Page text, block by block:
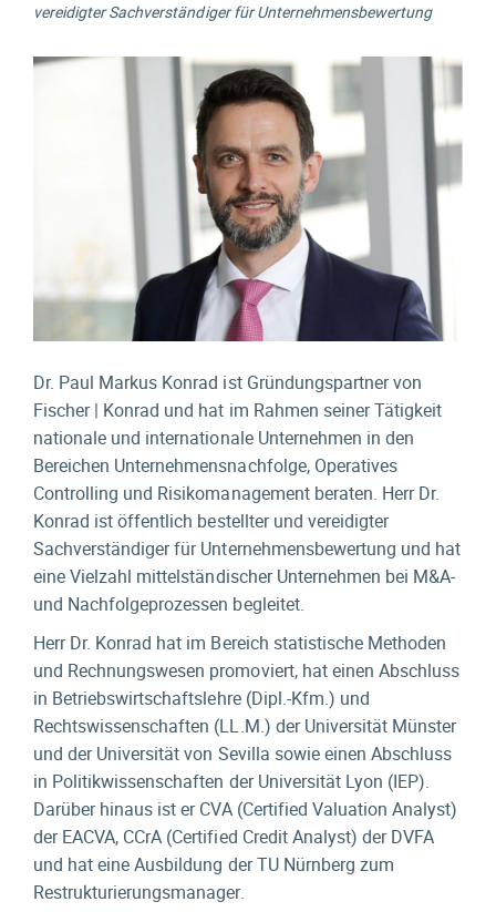
vereidigter Sachverständiger für Unternehmens­bewertung
Dr. Paul Markus Konrad ist Gründungspartner von
Fischer | Konrad und hat im Rahmen seiner Tätigkeit
nationale und internationale Unternehmen in den
Bereichen Unternehmens­nachfolge, Operatives
Controlling und Risiko­management beraten. Herr Dr.
Konrad ist öffentlich bestellter und vereidigter
Sachverständiger für Unternehmens­bewertung und hat
eine Vielzahl mittelständischer Unternehmen bei M&A-
und Nachfolgeprozessen begleitet.
Herr Dr. Konrad hat im Bereich statistische Methoden
und Rechnungswesen promoviert, hat einen Abschluss
in Betriebswirtschaftslehre (Dipl.-Kfm.) und
Rechtswissenschaften (LL.M.) der Universität Münster
und der Universität von Sevilla sowie einen Abschluss
in Politikwissenschaften der Universität Lyon (IEP).
Darüber hinaus ist er CVA (Certified Valuation Analyst)
der EACVA, CCrA (Certified Credit Analyst) der DVFA
und hat eine Ausbildung der TU Nürnberg zum
Restrukturierungs­manager.